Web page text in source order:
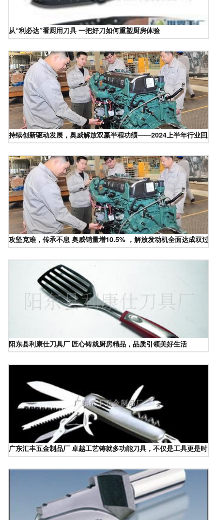
从“利必达”看厨用刀具 一把好刀如何重塑厨房体验
持续创新驱动发展，奥威解放双赢半程功绩——2024上半年行业回顾
攻坚克难，传承不息 奥威销量增10.5% ，解放发动机全面达成双过
阳东县利康仕刀具厂 匠心铸就厨房精品，品质引领美好生活
广东汇丰五金制品厂 卓越工艺铸就多功能刀具，不仅是工具更是时尚